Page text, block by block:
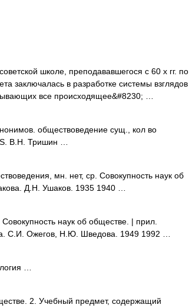
школе, преподававшегося с 60 х гг. по
заключалась в разработке системы взглядов
все происходящее&#8230; …
обществоведение сущ., кол во
В.Н. Тришин …
мн. нет, ср. Совокупность наук об
Д.Н. Ушаков. 1935 1940 …
наук об обществе. | прил.
С.И. Ожегов, Н.Ю. Шведова. 1949 1992 …
…
2. Учебный предмет, содержащий